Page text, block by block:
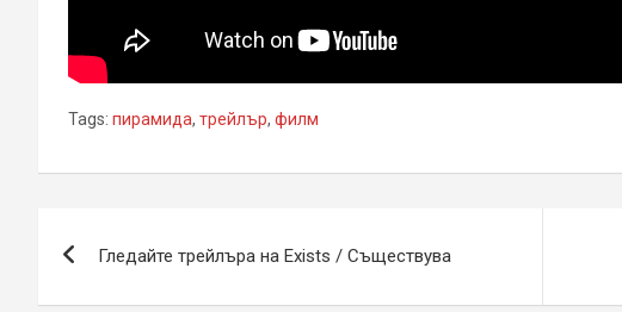
Tags: пирамида, трейлър, филм
Гледайте трейлъра на Exists / Съществува